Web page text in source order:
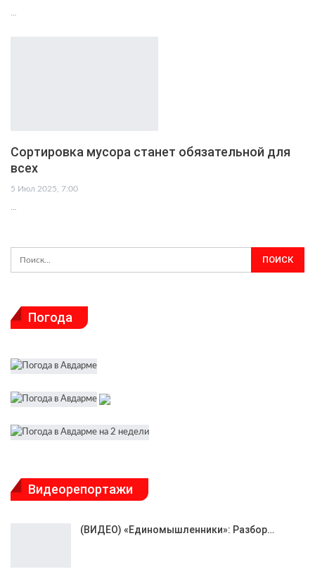
Сортировка мусора станет обязательной для
всех
5 Июл 2025, 7:00
…
Погода
Видеорепортажи
(ВИДЕО) «Единомышленники»: Разбор…